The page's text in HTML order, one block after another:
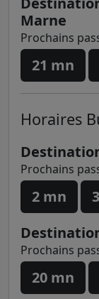
Marne
Prochains
21 mn
Horaires
Prochains
2 mn
Prochains
20 mn